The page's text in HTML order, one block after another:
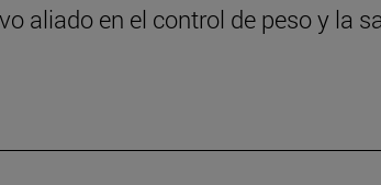
aliado en el control de peso y la